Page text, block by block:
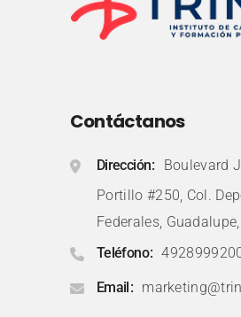
Contáctanos
Dirección
Boulevard
Portillo #250, Col.
Federales,
Teléfono
Email